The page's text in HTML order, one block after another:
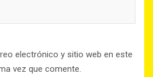
electrónico y sitio web en este
vez que comente.